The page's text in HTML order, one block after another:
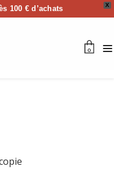
X
100 € d’achats
0